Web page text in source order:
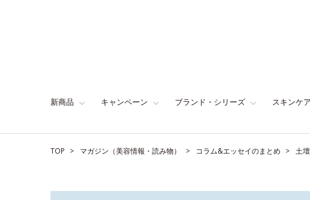
新商品 キャンペーン ブランド・シリーズ スキンケア
TOP マガジン（美容情報・読み物） コラム&エッセイのまとめ 土